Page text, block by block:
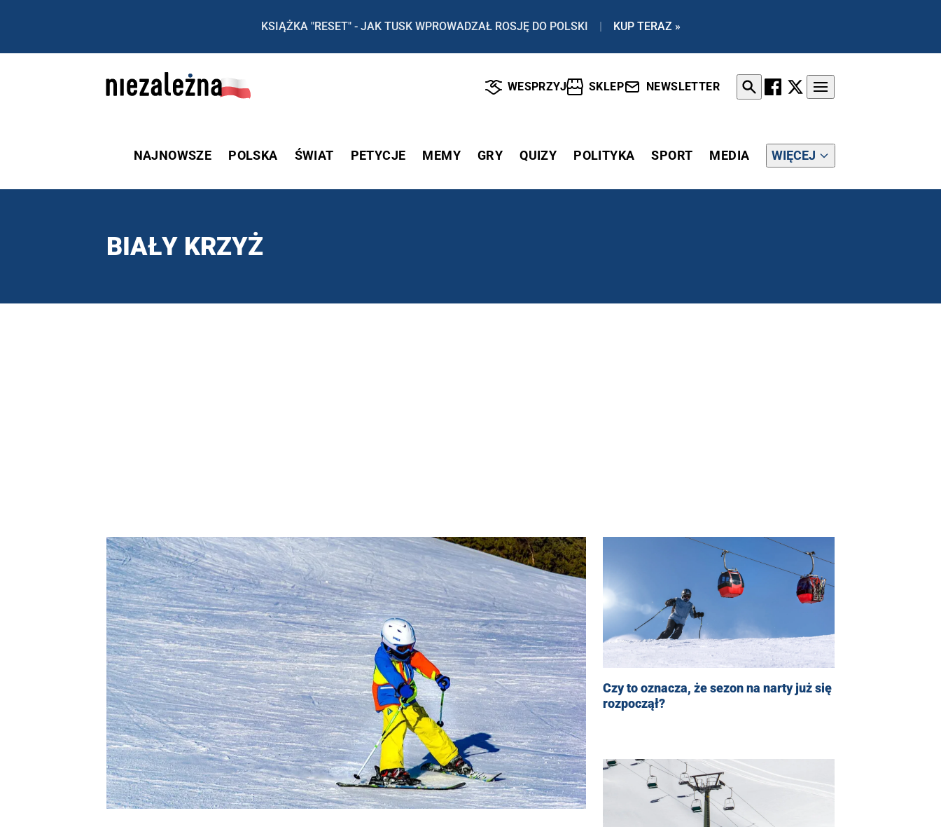
KSIĄŻKA "RESET" - JAK TUSK WPROWADZAŁ ROSJĘ DO POLSKI | KUP TERAZ »
WESPRZYJ SKLEP NEWSLETTER
NAJNOWSZE POLSKA ŚWIAT PETYCJE MEMY GRY QUIZY POLITYKA SPORT MEDIA WIĘCEJ
BIAŁY KRZYŻ
Czy to oznacza, że sezon na narty już się
rozpoczął?